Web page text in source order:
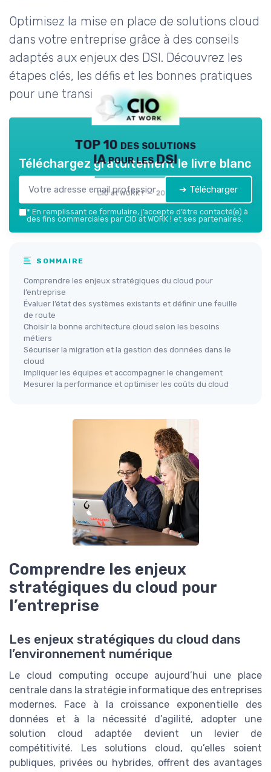
Optimisez la mise en place de solutions cloud
dans votre entreprise grâce à des conseils
adaptés aux enjeux des DSI. Découvrez les
étapes clés, les défis et les bonnes pratiques
pour une transition efficace.
TOP 10 des solutions
IA pour les DSI
CIO at WORK ! — 2026
Téléchargez gratuitement le livre blanc
➔ Télécharger
* En remplissant ce formulaire, j’accepte d’être contacté(e) à
des fins commerciales par CIO at WORK ! et ses partenaires.
SOMMAIRE
Comprendre les enjeux stratégiques du cloud pour
l’entreprise
Évaluer l’état des systèmes existants et définir une feuille
de route
Choisir la bonne architecture cloud selon les besoins
métiers
Sécuriser la migration et la gestion des données dans le
cloud
Impliquer les équipes et accompagner le changement
Mesurer la performance et optimiser les coûts du cloud
Comprendre les enjeux
stratégiques du cloud pour
l’entreprise
Les enjeux stratégiques du cloud dans
l’environnement numérique
Le cloud computing occupe aujourd’hui une place
centrale dans la stratégie informatique des entreprises
modernes. Face à la croissance exponentielle des
données et à la nécessité d’agilité, adopter une
solution cloud adaptée devient un levier de
compétitivité. Les solutions cloud, qu’elles soient
publiques, privées ou hybrides, offrent des avantages